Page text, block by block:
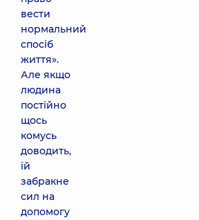
вести
нормальний
спосіб
життя».
Але якщо
людина
постійно
щось
комусь
доводить,
їй
забракне
сил на
допомогу